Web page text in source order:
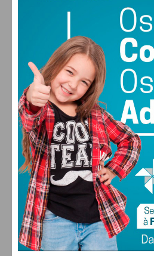
28°
SÁB
26
DOM
FARMACIAS DE
FERREIRA